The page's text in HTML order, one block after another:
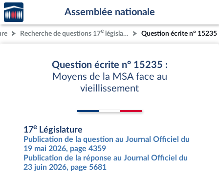
Aller au contenu
Aller en bas de la page
Accèder
à la
page
d'accueil
Assemblée nationale
Recherche de questions 17e législature Question écrite n° 15235
Question écrite n° 15235 :
Moyens de la MSA face au
vieillissement
17e Législature
Publication de la question au Journal Officiel du
19 mai 2026, page 4359
Publication de la réponse au Journal Officiel du
23 juin 2026, page 5681